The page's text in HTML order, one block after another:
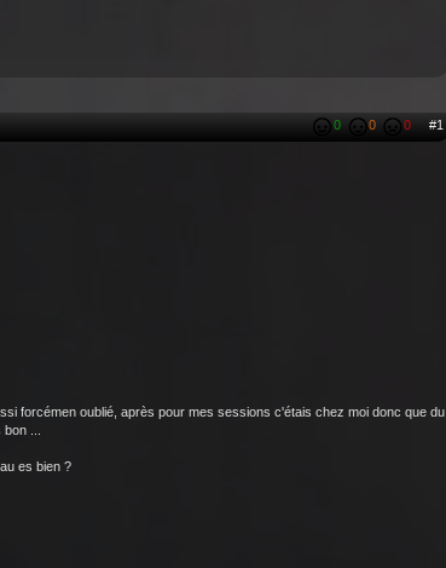
0
0 0 #1
forcémen oublié, après pour mes sessions c'étais chez moi donc que du
...
es bien ?